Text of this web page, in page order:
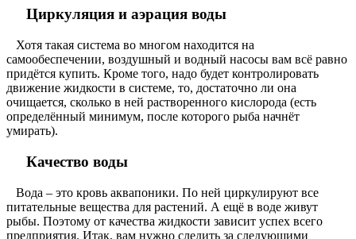
Циркуляция и аэрация воды
Хотя такая система во многом находится на
самообеспечении, воздушный и водный насосы вам всё равно
придётся купить. Кроме того, надо будет контролировать
движение жидкости в системе, то, достаточно ли она
очищается, сколько в ней растворенного кислорода (есть
определённый минимум, после которого рыба начнёт
умирать).
Качество воды
Вода – это кровь аквапоники. По ней циркулируют все
питательные вещества для растений. А ещё в воде живут
рыбы. Поэтому от качества жидкости зависит успех всего
предприятия. Итак, вам нужно следить за следующими